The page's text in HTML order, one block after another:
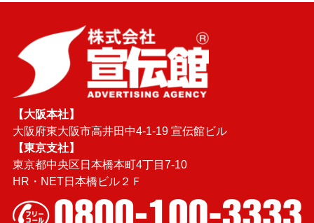
【大阪本社】
大阪府東大阪市高井田中4-1-19 宣伝館ビル
【東京支社】
東京都中央区日本橋本町4丁目7-10
HR・NET日本橋ビル２Ｆ